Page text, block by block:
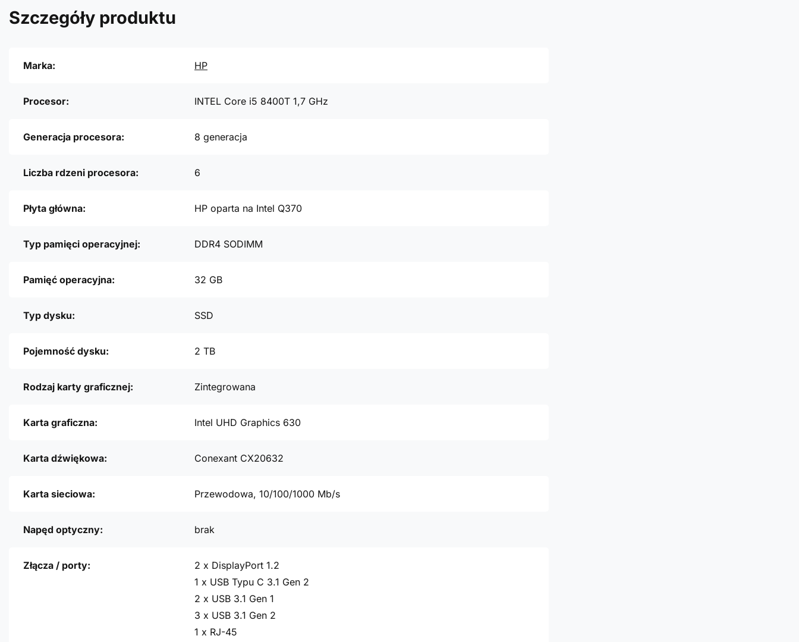
Szczegóły produktu
Marka: HP
Procesor: INTEL Core i5 8400T 1,7 GHz
Generacja procesora: 8 generacja
Liczba rdzeni procesora: 6
Płyta główna: HP oparta na Intel Q370
Typ pamięci operacyjnej: DDR4 SODIMM
Pamięć operacyjna: 32 GB
Typ dysku: SSD
Pojemność dysku: 2 TB
Rodzaj karty graficznej: Zintegrowana
Karta graficzna: Intel UHD Graphics 630
Karta dźwiękowa: Conexant CX20632
Karta sieciowa: Przewodowa, 10/100/1000 Mb/s
Napęd optyczny: brak
Złącza / porty:
2 x DisplayPort 1.2
1 x USB Typu C 3.1 Gen 2
2 x USB 3.1 Gen 1
3 x USB 3.1 Gen 2
1 x RJ-45